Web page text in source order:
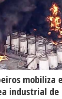
mobiliza
industrial